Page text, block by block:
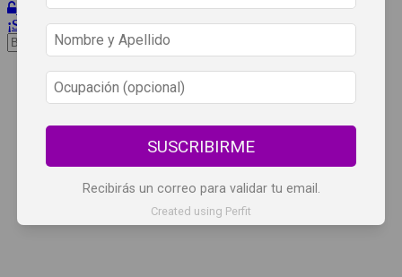
Iniciar Sesión
¡Suscribete! BeneficiosWiP
Buscar:
Síguenos
SUSCRIBIRME
Recibirás un correo para validar tu email.
Created using Perfit